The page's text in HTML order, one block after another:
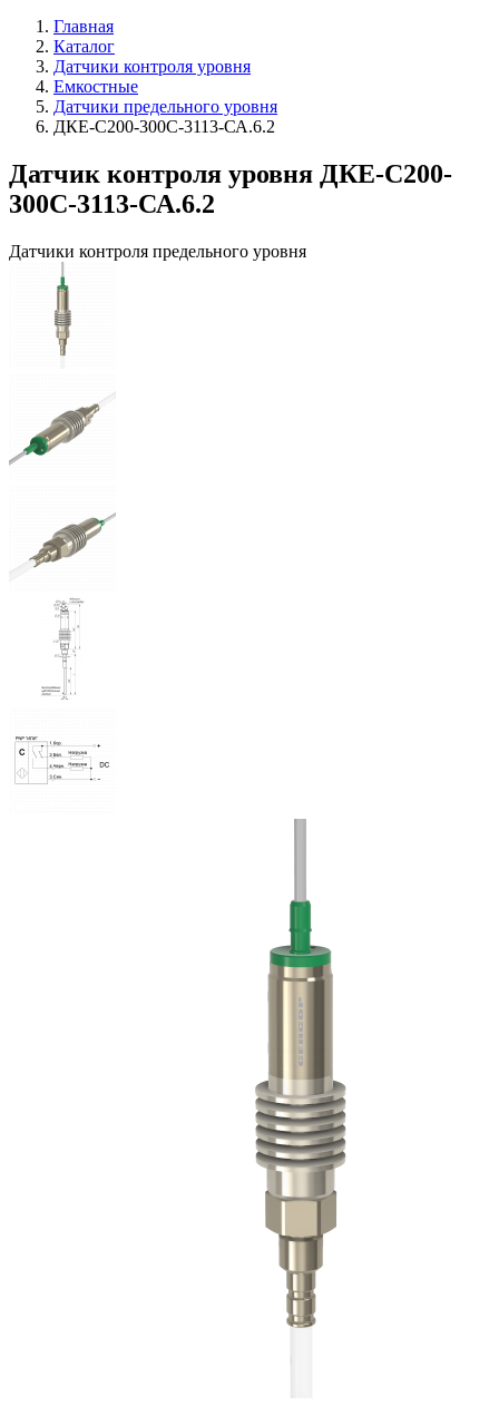
Главная
Каталог
Датчики контроля уровня
Емкостные
Датчики предельного уровня
ДКЕ-С200-300С-3113-СА.6.2
Датчик контроля уровня ДКЕ-С200-
300С-3113-СА.6.2
Датчики контроля предельного уровня